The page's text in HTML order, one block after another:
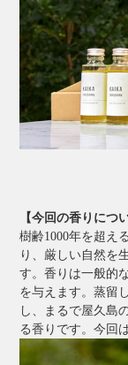
【今回の香りにつ
樹齢1000年を超え
り、厳しい自然を
す。香りは一般的
を与えます。蒸留
し、まるで屋久島
る香りです。今回